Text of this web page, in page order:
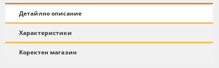
Детайлно описание
Характеристики
Коректен магазин